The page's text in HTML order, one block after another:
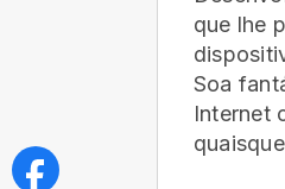
que lhe
Soa
Internet